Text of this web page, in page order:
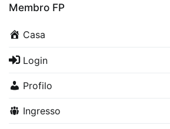
Membro FP
Casa
Login
Profilo
Ingresso